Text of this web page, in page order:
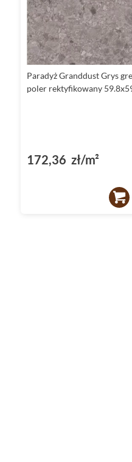
Paradyż Granddust Grys
poler rektyfikowany
172,36 zł/m²